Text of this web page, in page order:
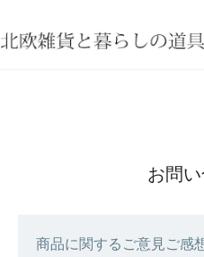
お問
商品に関するご意見ご感